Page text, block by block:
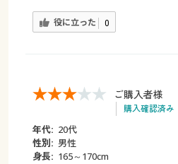
役に立った 0
ご購入者様
購入確認済み
年代: 20代
性別: 男性
身長: 165～170cm